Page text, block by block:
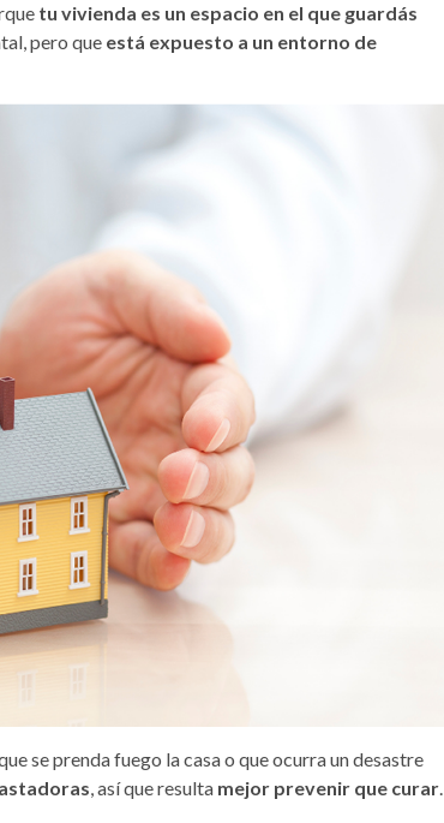
tu vivienda es un espacio en el que guardás
pero que está expuesto a un entorno de
se prenda fuego la casa o que ocurra un desastre
, así que resulta mejor prevenir que curar.